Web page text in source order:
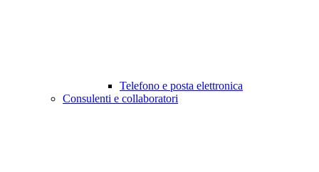
Telefono e posta elettronica
Consulenti e collaboratori